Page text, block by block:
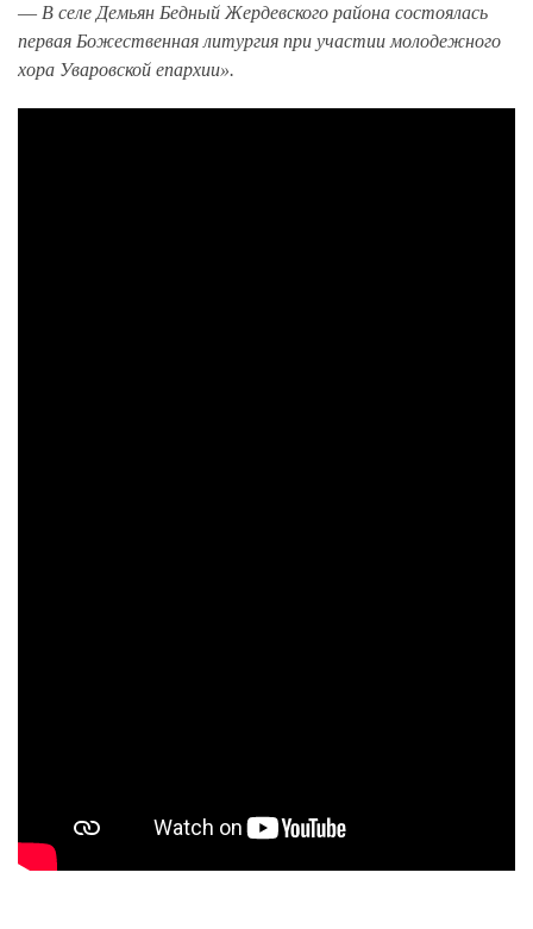
— В селе Демьян Бедный Жердевского района состоялась
первая Божественная литургия при участии молодежного
хора Уваровской епархии».